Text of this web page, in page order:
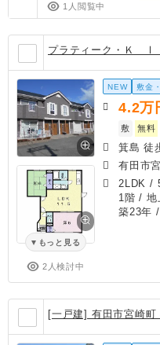
1人閲覧中
プラティーク・Ｋ Ⅰ
もっと見る
2人検討中
NEW 敷金
4.2万
敷
無料
箕島 徒
有田市
2LDK /
1階 / 地
築23年
[一戸建] 有田市宮崎町